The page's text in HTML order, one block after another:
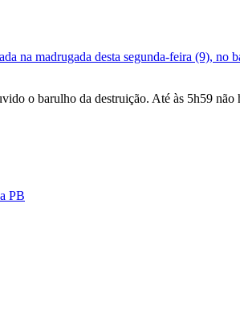
na madrugada desta segunda-feira (9), no
o barulho da destruição. Até às 5h59
PB